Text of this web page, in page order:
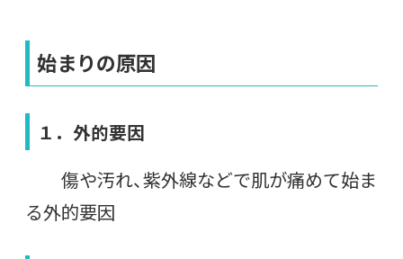
始まりの原因
１．外的要因
傷や汚れ、紫外線などで肌が痛めて始ま
る外的要因